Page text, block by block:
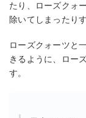
たり、ローズクォ
除いてしまったり
ローズクォーツと
きるように、ロー
す。